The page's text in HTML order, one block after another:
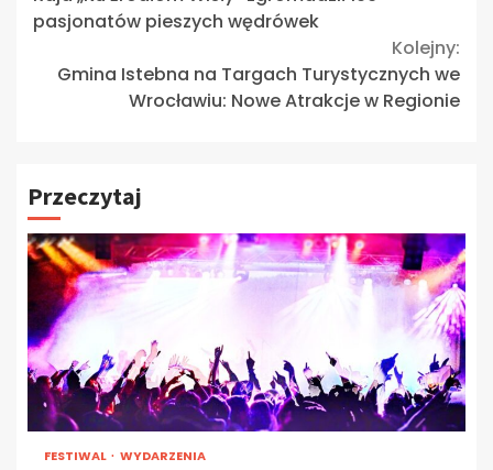
Reading
pasjonatów pieszych wędrówek
Kolejny:
Gmina Istebna na Targach Turystycznych we
Wrocławiu: Nowe Atrakcje w Regionie
Przeczytaj
FESTIWAL WYDARZENIA